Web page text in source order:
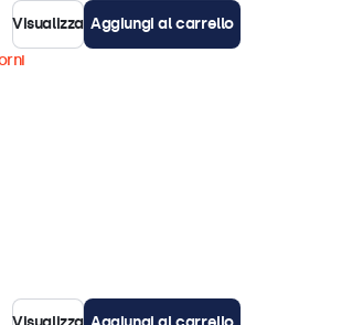
Visualizza Aggiungi al carrello